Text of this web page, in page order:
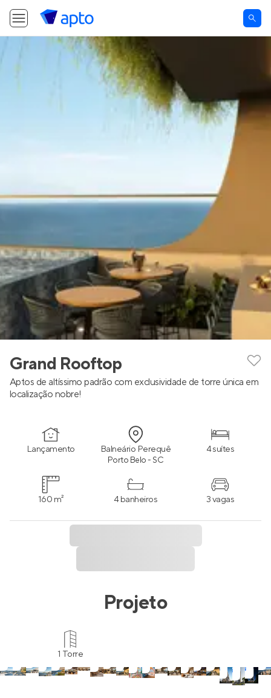
Grand Rooftop
Aptos de altíssimo padrão com exclusividade de torre única em
localização nobre!
Lançamento Balneário Perequê
Porto Belo - SC
4 suítes
160 m² 4 banheiros 3 vagas
Projeto
1 Torre